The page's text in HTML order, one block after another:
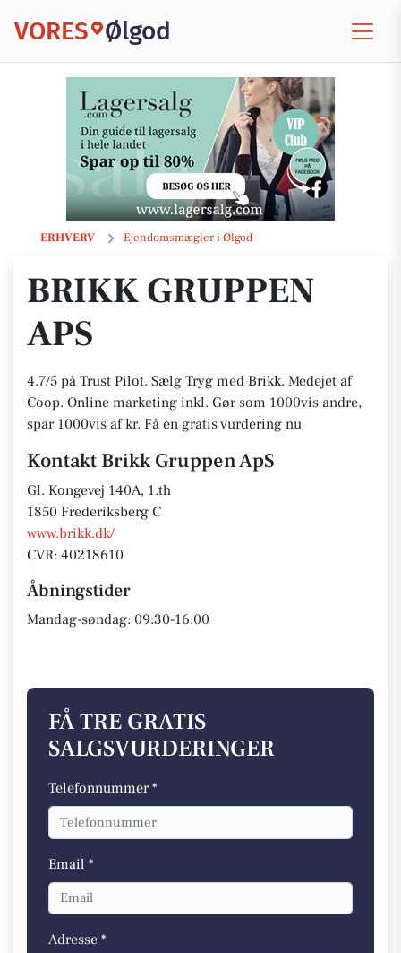
VORES Ølgod
ERHVERV Ejendomsmægler i Ølgod
Brikk Gruppen ApS
BRIKK GRUPPEN
APS
4.7/5 på Trust Pilot. Sælg Tryg med Brikk. Medejet af
Coop. Online marketing inkl. Gør som 1000vis andre,
spar 1000vis af kr. Få en gratis vurdering nu
Kontakt Brikk Gruppen ApS
Gl. Kongevej 140A, 1.th
1850 Frederiksberg C
www.brikk.dk/
CVR: 40218610
Åbningstider
Mandag-søndag: 09:30-16:00
FÅ TRE GRATIS
SALGSVURDERINGER
Telefonnummer *
Email *
Adresse *